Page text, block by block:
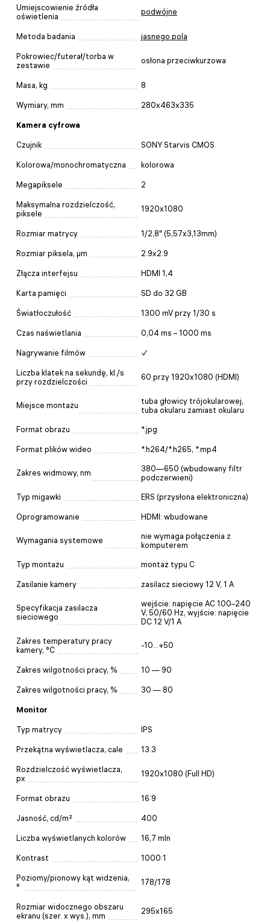
Umiejscowienie źródła
oświetlenia
podwójne
Metoda badania jasnego pola
Pokrowiec/futerał/torba w
zestawie
osłona przeciwkurzowa
Masa, kg 8
Wymiary, mm 280x463x335
Kamera cyfrowa
Czujnik SONY Starvis CMOS
Kolorowa/monochromatyczna kolorowa
Megapiksele 2
Maksymalna rozdzielczość,
piksele
1920x1080
Rozmiar matrycy 1/2,8" (5,57x3,13mm)
Rozmiar piksela, µm 2.9x2.9
Złącza interfejsu HDMI 1,4
Karta pamięci SD do 32 GB
Światłoczułość 1300 mV przy 1/30 s
Czas naświetlania 0,04 ms – 1000 ms
Nagrywanie filmów ✓
Liczba klatek na sekundę, kl./s
przy rozdzielczości
60 przy 1920x1080 (HDMI)
Miejsce montażu
tuba głowicy trójokularowej,
tuba okularu zamiast okularu
Format obrazu *.jpg
Format plików wideo *.h264/*.h265, *.mp4
Zakres widmowy, nm
380—650 (wbudowany filtr
podczerwieni)
Typ migawki ERS (przysłona elektroniczna)
Oprogramowanie HDMI: wbudowane
Wymagania systemowe
nie wymaga połączenia z
komputerem
Typ montażu montaż typu C
Zasilanie kamery zasilacz sieciowy 12 V, 1 A
Specyfikacja zasilacza
sieciowego
wejście: napięcie AC 100–240
V, 50/60 Hz, wyjście: napięcie
DC 12 V/1 A
Zakres temperatury pracy
kamery, °C
-10...+50
Zakres wilgotności pracy, % 10 — 90
Zakres wilgotności pracy, % 30 — 80
Monitor
Typ matrycy IPS
Przekątna wyświetlacza, cale 13.3
Rozdzielczość wyświetlacza,
px
1920x1080 (Full HD)
Format obrazu 16:9
Jasność, cd/m² 400
Liczba wyświetlanych kolorów 16,7 mln
Kontrast 1000:1
Poziomy/pionowy kąt widzenia,
°
178/178
Rozmiar widocznego obszaru
ekranu (szer. x wys.), mm
295x165